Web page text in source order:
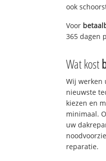
ook
Voor
365 dagen
Wat kost
Wij werken
nieuwste
kiezen en
minimaal.
uw
reparatie.